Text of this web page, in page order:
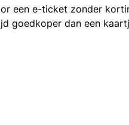
een e-ticket zonder
goedkoper dan een